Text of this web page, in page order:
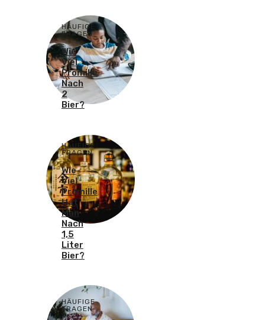
HÄUFIGE
FRAGEN
Wie
Viel
Promille
Nach
2
Bier?
HÄUFIGE
FRAGEN
Wie
Viel
Promille
Hat
Man
Nach
1,5
Liter
Bier?
HÄUFIGE
FRAGEN